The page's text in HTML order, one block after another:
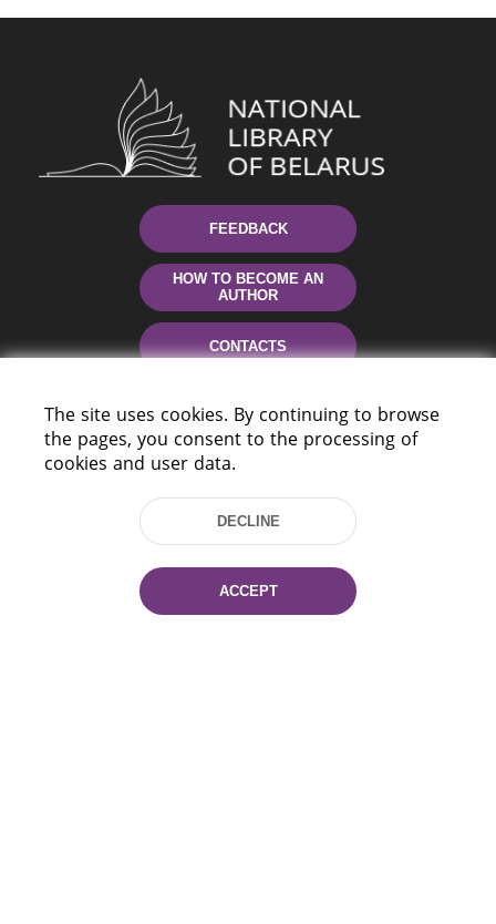
FEEDBACK
HOW TO BECOME AN
AUTHOR
CONTACTS
HELP
220114, Niezaležnasci Ave. 116, Minsk,
The site uses cookies. By continuing to browse
the pages, you consent to the processing of
cookies and user data.
DECLINE
ACCEPT